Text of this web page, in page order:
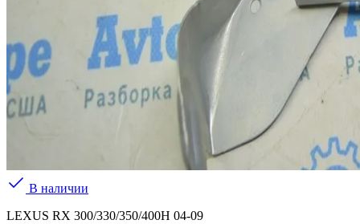
В наличии
LEXUS RX 300/330/350/400H 04-09